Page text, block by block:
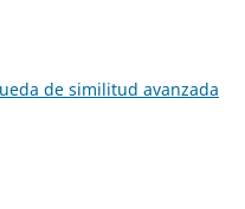
de similitud avanzada